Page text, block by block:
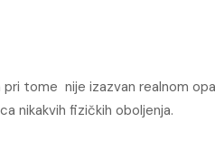
tome nije izazvan realnom
nikakvih fizičkih oboljenja.